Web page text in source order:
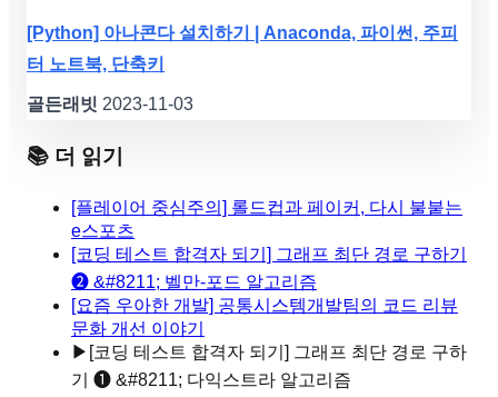
[Python] 아나콘다 설치하기 | Anaconda, 파이썬, 주피
터 노트북, 단축키
골든래빗 2023-11-03
📚 더 읽기
[플레이어 중심주의] 롤드컵과 페이커, 다시 불붙는
e스포츠
[코딩 테스트 합격자 되기] 그래프 최단 경로 구하기
❷ &#8211; 벨만-포드 알고리즘
[요즘 우아한 개발] 공통시스템개발팀의 코드 리뷰
문화 개선 이야기
▶ [코딩 테스트 합격자 되기] 그래프 최단 경로 구하
기 ❶ &#8211; 다익스트라 알고리즘